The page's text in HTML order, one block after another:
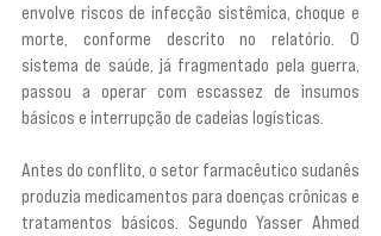
envolve riscos de infecção sistêmica, choque e
morte, conforme descrito no relatório. O
sistema de saúde, já fragmentado pela guerra,
passou a operar com escassez de insumos
básicos e interrupção de cadeias logísticas.
Antes do conflito, o setor farmacêutico sudanês
produzia medicamentos para doenças crônicas e
tratamentos básicos. Segundo Yasser Ahmed